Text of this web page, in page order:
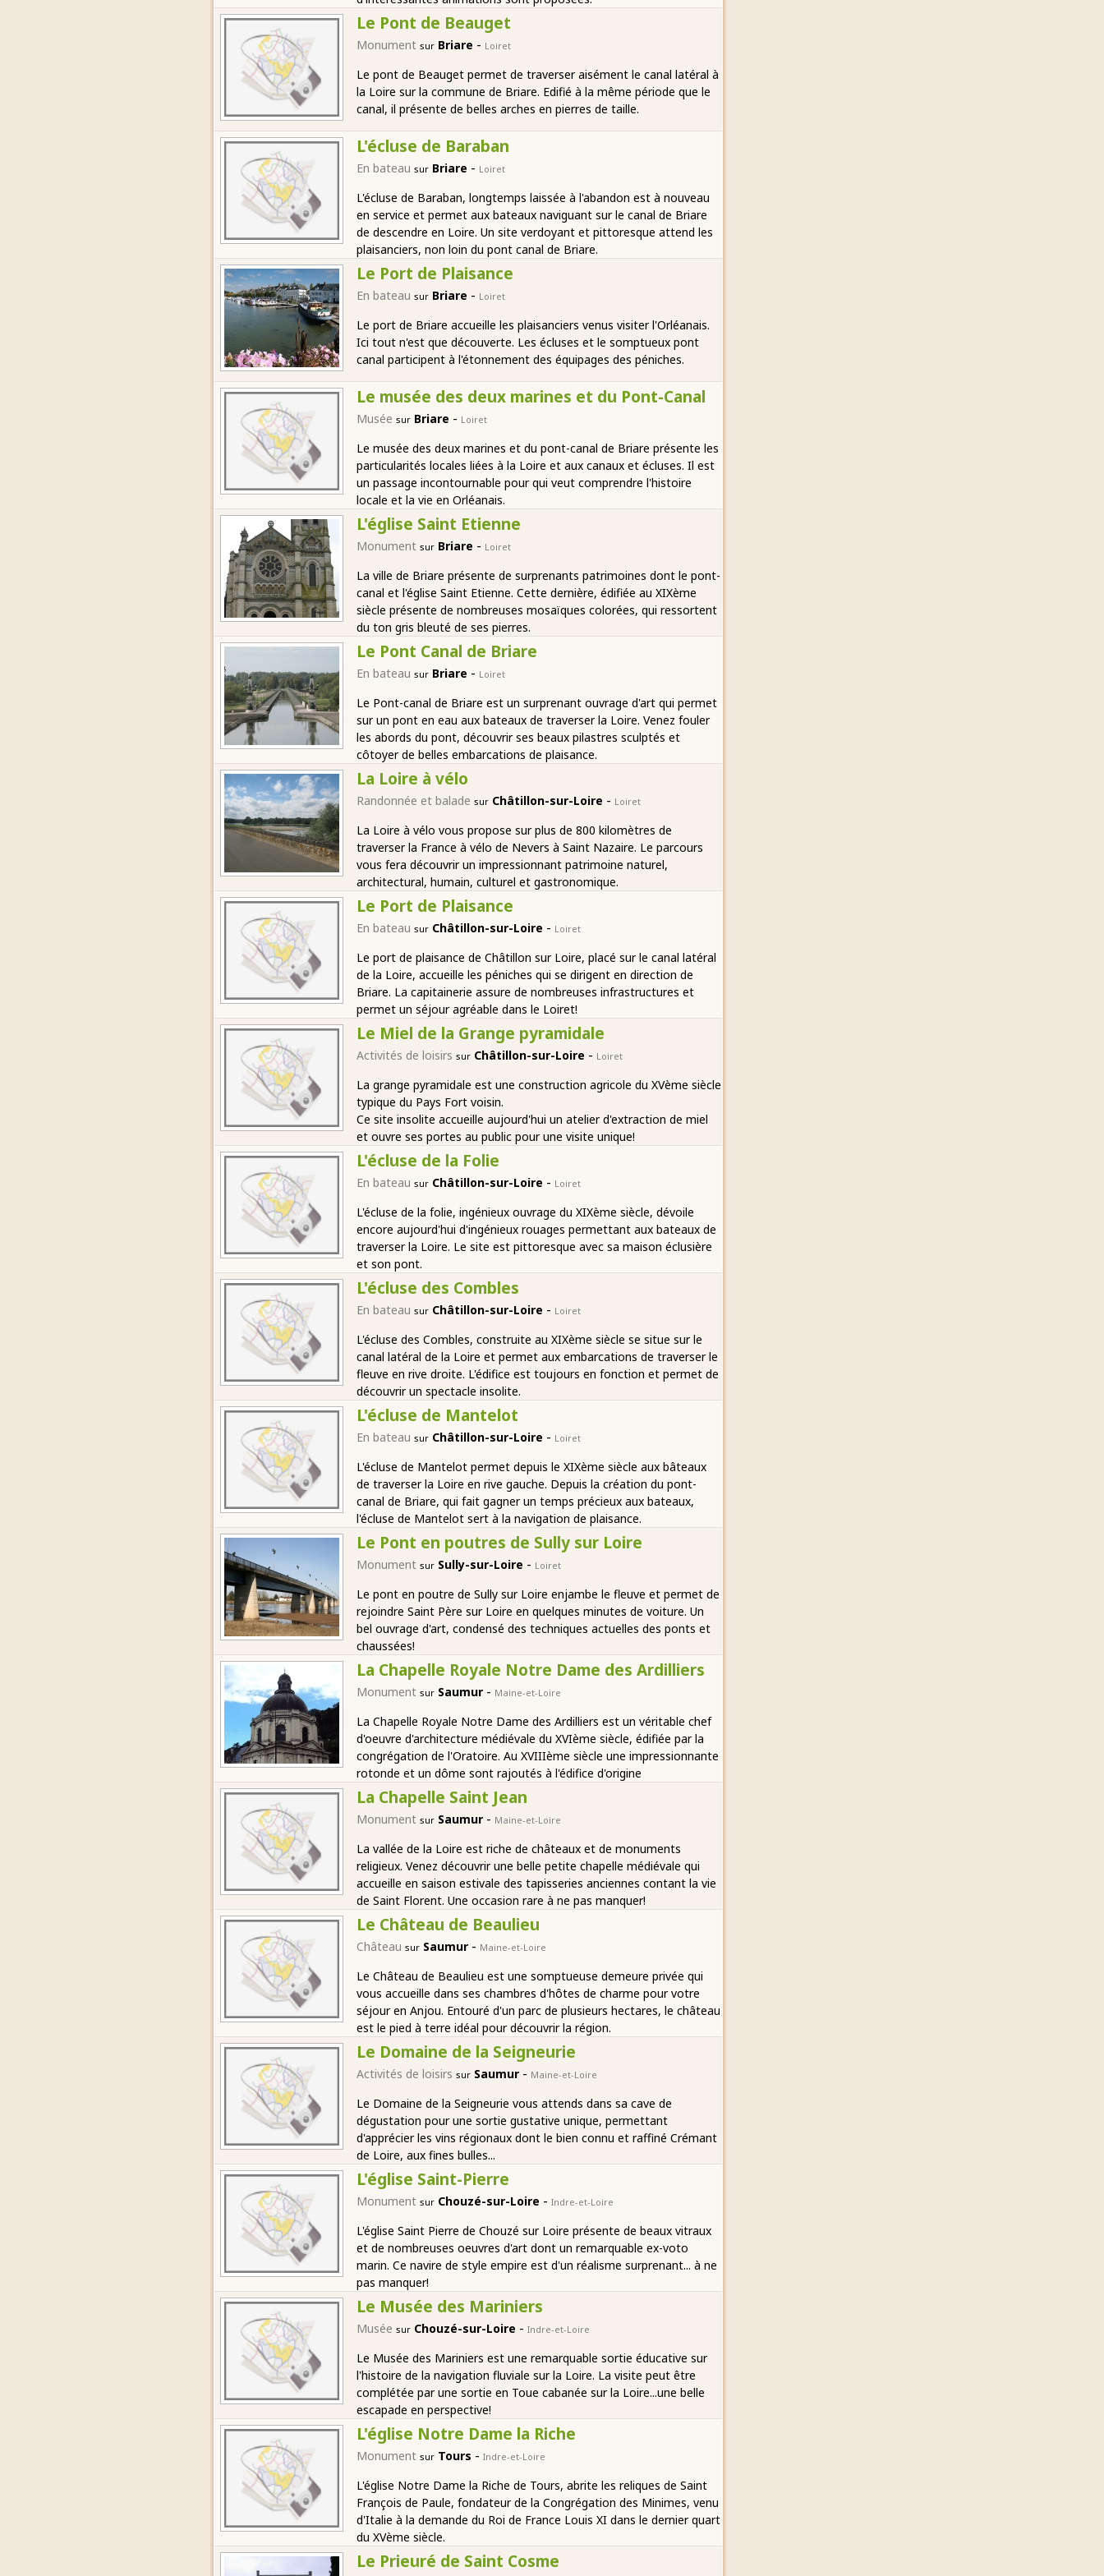
Le Pont de Beauget
Monument sur Briare - Loiret
Le pont de Beauget permet de traverser aisément le canal latéral à
la Loire sur la commune de Briare. Edifié à la même période que le
canal, il présente de belles arches en pierres de taille.
L'écluse de Baraban
En bateau sur Briare - Loiret
L'écluse de Baraban, longtemps laissée à l'abandon est à nouveau
en service et permet aux bateaux naviguant sur le canal de Briare
de descendre en Loire. Un site verdoyant et pittoresque attend les
plaisanciers, non loin du pont canal de Briare.
Le Port de Plaisance
En bateau sur Briare - Loiret
Le port de Briare accueille les plaisanciers venus visiter l'Orléanais.
Ici tout n'est que découverte. Les écluses et le somptueux pont
canal participent à l'étonnement des équipages des péniches.
Le musée des deux marines et du Pont-Canal
Musée sur Briare - Loiret
Le musée des deux marines et du pont-canal de Briare présente les
particularités locales liées à la Loire et aux canaux et écluses. Il est
un passage incontournable pour qui veut comprendre l'histoire
locale et la vie en Orléanais.
L'église Saint Etienne
Monument sur Briare - Loiret
La ville de Briare présente de surprenants patrimoines dont le pont-
canal et l'église Saint Etienne. Cette dernière, édifiée au XIXème
siècle présente de nombreuses mosaïques colorées, qui ressortent
du ton gris bleuté de ses pierres.
Le Pont Canal de Briare
En bateau sur Briare - Loiret
Le Pont-canal de Briare est un surprenant ouvrage d'art qui permet
sur un pont en eau aux bateaux de traverser la Loire. Venez fouler
les abords du pont, découvrir ses beaux pilastres sculptés et
côtoyer de belles embarcations de plaisance.
La Loire à vélo
Randonnée et balade sur Châtillon-sur-Loire - Loiret
La Loire à vélo vous propose sur plus de 800 kilomètres de
traverser la France à vélo de Nevers à Saint Nazaire. Le parcours
vous fera découvrir un impressionnant patrimoine naturel,
architectural, humain, culturel et gastronomique.
Le Port de Plaisance
En bateau sur Châtillon-sur-Loire - Loiret
Le port de plaisance de Châtillon sur Loire, placé sur le canal latéral
de la Loire, accueille les péniches qui se dirigent en direction de
Briare. La capitainerie assure de nombreuses infrastructures et
permet un séjour agréable dans le Loiret!
Le Miel de la Grange pyramidale
Activités de loisirs sur Châtillon-sur-Loire - Loiret
La grange pyramidale est une construction agricole du XVème siècle
typique du Pays Fort voisin.
Ce site insolite accueille aujourd'hui un atelier d'extraction de miel
et ouvre ses portes au public pour une visite unique!
L'écluse de la Folie
En bateau sur Châtillon-sur-Loire - Loiret
L'écluse de la folie, ingénieux ouvrage du XIXème siècle, dévoile
encore aujourd'hui d'ingénieux rouages permettant aux bateaux de
traverser la Loire. Le site est pittoresque avec sa maison éclusière
et son pont.
L'écluse des Combles
En bateau sur Châtillon-sur-Loire - Loiret
L'écluse des Combles, construite au XIXème siècle se situe sur le
canal latéral de la Loire et permet aux embarcations de traverser le
fleuve en rive droite. L'édifice est toujours en fonction et permet de
découvrir un spectacle insolite.
L'écluse de Mantelot
En bateau sur Châtillon-sur-Loire - Loiret
L'écluse de Mantelot permet depuis le XIXème siècle aux bâteaux
de traverser la Loire en rive gauche. Depuis la création du pont-
canal de Briare, qui fait gagner un temps précieux aux bateaux,
l'écluse de Mantelot sert à la navigation de plaisance.
Le Pont en poutres de Sully sur Loire
Monument sur Sully-sur-Loire - Loiret
Le pont en poutre de Sully sur Loire enjambe le fleuve et permet de
rejoindre Saint Père sur Loire en quelques minutes de voiture. Un
bel ouvrage d'art, condensé des techniques actuelles des ponts et
chaussées!
La Chapelle Royale Notre Dame des Ardilliers
Monument sur Saumur - Maine-et-Loire
La Chapelle Royale Notre Dame des Ardilliers est un véritable chef
d'oeuvre d'architecture médiévale du XVIème siècle, édifiée par la
congrégation de l'Oratoire. Au XVIIIème siècle une impressionnante
rotonde et un dôme sont rajoutés à l'édifice d'origine
La Chapelle Saint Jean
Monument sur Saumur - Maine-et-Loire
La vallée de la Loire est riche de châteaux et de monuments
religieux. Venez découvrir une belle petite chapelle médiévale qui
accueille en saison estivale des tapisseries anciennes contant la vie
de Saint Florent. Une occasion rare à ne pas manquer!
Le Château de Beaulieu
Château sur Saumur - Maine-et-Loire
Le Château de Beaulieu est une somptueuse demeure privée qui
vous accueille dans ses chambres d'hôtes de charme pour votre
séjour en Anjou. Entouré d'un parc de plusieurs hectares, le château
est le pied à terre idéal pour découvrir la région.
Le Domaine de la Seigneurie
Activités de loisirs sur Saumur - Maine-et-Loire
Le Domaine de la Seigneurie vous attends dans sa cave de
dégustation pour une sortie gustative unique, permettant
d'apprécier les vins régionaux dont le bien connu et raffiné Crémant
de Loire, aux fines bulles...
L'église Saint-Pierre
Monument sur Chouzé-sur-Loire - Indre-et-Loire
L'église Saint Pierre de Chouzé sur Loire présente de beaux vitraux
et de nombreuses oeuvres d'art dont un remarquable ex-voto
marin. Ce navire de style empire est d'un réalisme surprenant... à ne
pas manquer!
Le Musée des Mariniers
Musée sur Chouzé-sur-Loire - Indre-et-Loire
Le Musée des Mariniers est une remarquable sortie éducative sur
l'histoire de la navigation fluviale sur la Loire. La visite peut être
complétée par une sortie en Toue cabanée sur la Loire...une belle
escapade en perspective!
L'église Notre Dame la Riche
Monument sur Tours - Indre-et-Loire
L'église Notre Dame la Riche de Tours, abrite les reliques de Saint
François de Paule, fondateur de la Congrégation des Minimes, venu
d'Italie à la demande du Roi de France Louis XI dans le dernier quart
du XVème siècle.
Le Prieuré de Saint Cosme